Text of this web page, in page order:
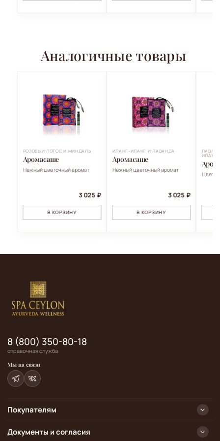
Аналогичные товары
РОЗОВЫЙ ЛОТОС И МИНДАЛЬ
Аромасаше
Нежный цветочный аромат
3 025 ₽
В КОРЗИНУ
ИЛАНГ-ИЛАНГ И ЛАВАНДА
Аромасаше
Нежный цветочный аромат
3 025 ₽
В КОРЗИНУ
ИЛАНГ
Покупателям
Документы и согласия
8 (800) 350-80-18
справочная служба
Мы на связи